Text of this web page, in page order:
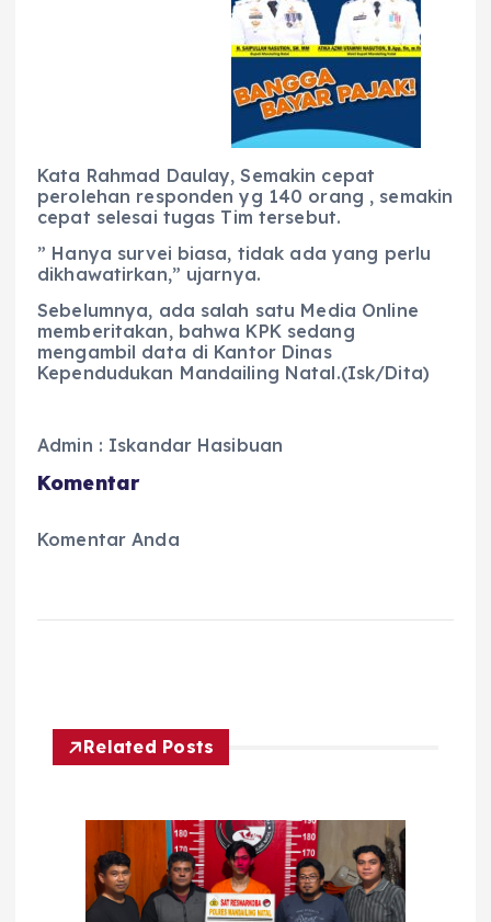
Kata Rahmad Daulay, Semakin cepat
perolehan responden yg 140 orang , semakin
cepat selesai tugas Tim tersebut.
” Hanya survei biasa, tidak ada yang perlu
dikhawatirkan,” ujarnya.
Sebelumnya, ada salah satu Media Online
memberitakan, bahwa KPK sedang
mengambil data di Kantor Dinas
Kependudukan Mandailing Natal.(Isk/Dita)
Admin : Iskandar Hasibuan
Komentar
Komentar Anda
Related Posts